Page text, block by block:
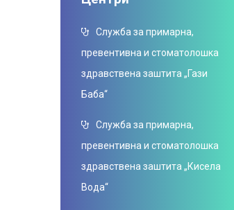
Служба за примарна,
превентивна и стоматолошка
здравствена заштита „Гази
Баба“
Служба за примарна,
превентивна и стоматолошка
здравствена заштита „Кисела
Вода“